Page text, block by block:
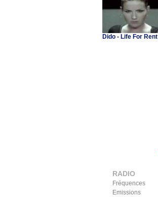
Dido - Life For Rent
RADIO
Fréquences
Emissions